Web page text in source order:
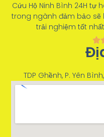
Cứu Hộ Ninh Bình 24H tự
trong ngành đảm bảo
trải nghiệm tốt
TDP Ghềnh, P. Yên